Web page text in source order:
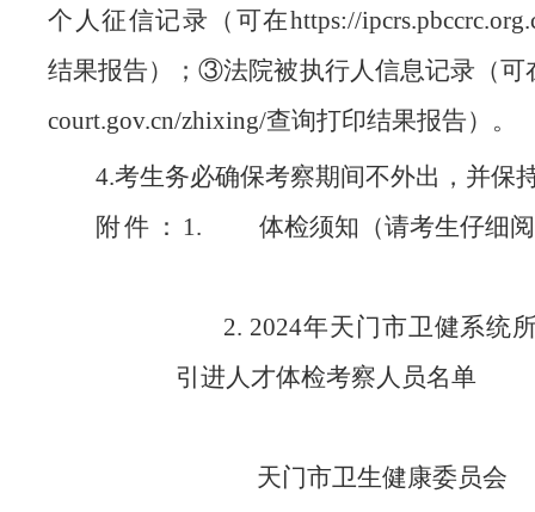
个人征信记录（可在https://
结果报告）；③法院被执行人信息记录（可
court.gov.cn/zhixing/查询打印结果报告）。
4.考生务必确保考察期间不外出，并保
附件： 1. 体检须知（请考生仔细
2. 2024年天门市卫健系统
引进人才体检考察人员名单
天门市卫生健康委员会